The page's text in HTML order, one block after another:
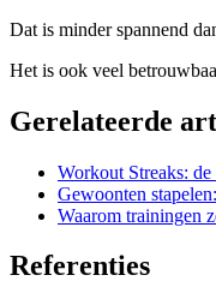
Dat is minder spannend
Het is ook veel
Gerelateerde
Workout Streaks:
Gewoonten
Waarom trainingen
Referenties